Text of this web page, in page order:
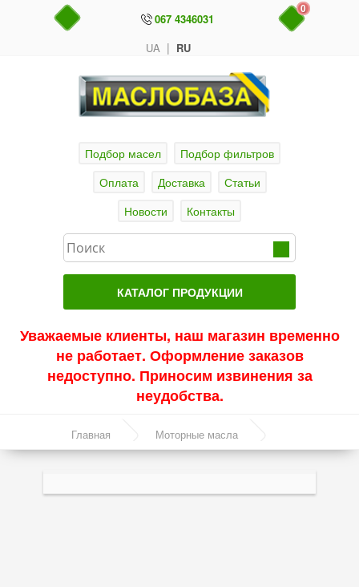
UA | RU
067 4346031
0
Подбор масел
Подбор фильтров
Оплата
Доставка
Статьи
Новости
Контакты
КАТАЛОГ ПРОДУКЦИИ
Актуальные продукты
Акции
Синтетические масла
Уважаемые клиенты, наш магазин временно
не работает. Оформление заказов
недоступно. Приносим извинения за
неудобства.
Главная Моторные масла
7000 Energy 10W40 1л